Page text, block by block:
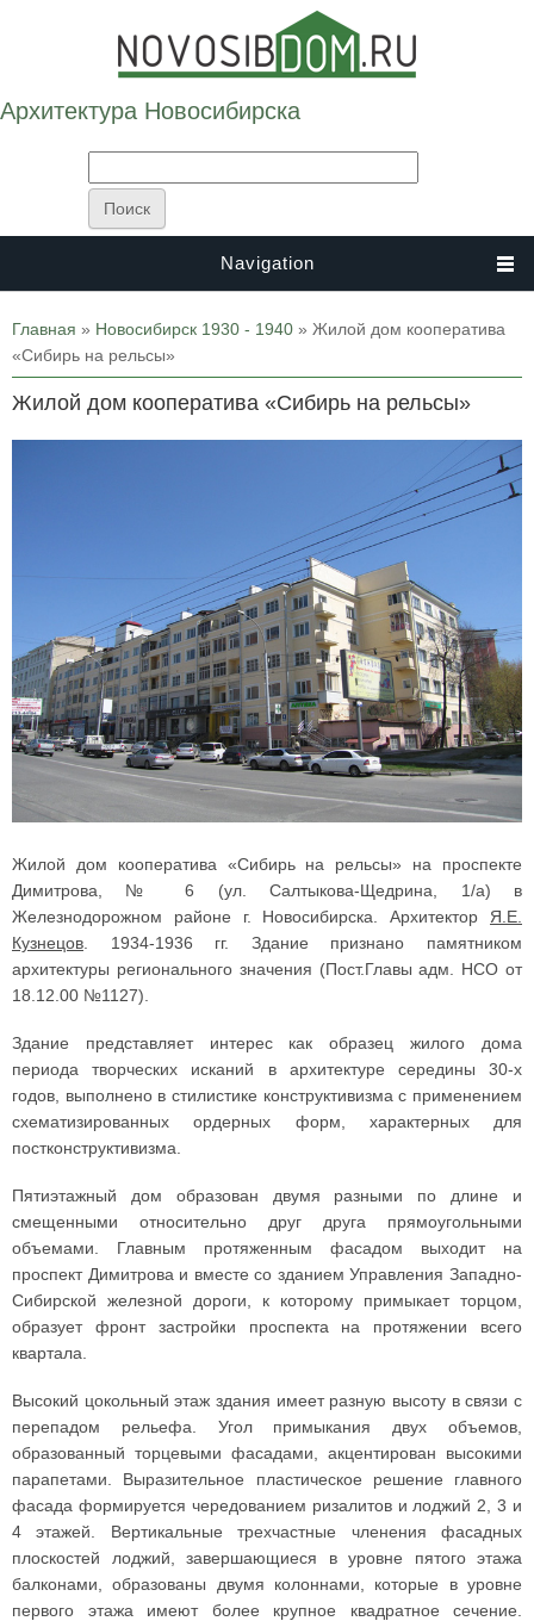
Архитектура Новосибирска
Navigation
Вы здесь
Главная » Новосибирск 1930 - 1940 » Жилой дом кооператива
«Сибирь на рельсы»
Жилой дом кооператива «Сибирь на рельсы»
Жилой дом кооператива «Сибирь на рельсы» на проспекте
Димитрова, № 6 (ул. Салтыкова-Щедрина, 1/а) в
Железнодорожном районе г. Новосибирска. Архитектор Я.Е.
Кузнецов . 1934-1936 гг. Здание признано памятником
архитектуры регионального значения (Пост.Главы адм. НСО от
18.12.00 №1127).
Здание представляет интерес как образец жилого дома
периода творческих исканий в архитектуре середины 30-х
годов, выполнено в стилистике конструктивизма с применением
схематизированных ордерных форм, характерных для
постконструктивизма.
Пятиэтажный дом образован двумя разными по длине и
смещенными относительно друг друга прямоугольными
объемами. Главным протяженным фасадом выходит на
проспект Димитрова и вместе со зданием Управления Западно-
Сибирской железной дороги, к которому примыкает торцом,
образует фронт застройки проспекта на протяжении всего
квартала.
Высокий цокольный этаж здания имеет разную высоту в связи с
перепадом рельефа. Угол примыкания двух объемов,
образованный торцевыми фасадами, акцентирован высокими
парапетами. Выразительное пластическое решение главного
фасада формируется чередованием ризалитов и лоджий 2, 3 и
4 этажей. Вертикальные трехчастные членения фасадных
плоскостей лоджий, завершающиеся в уровне пятого этажа
балконами, образованы двумя колоннами, которые в уровне
первого этажа имеют более крупное квадратное сечение.